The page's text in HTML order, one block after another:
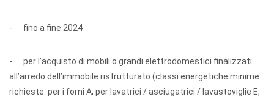
- fino a fine 2024
- per l’acquisto di mobili o grandi elettrodomestici finalizzati
all’arredo dell’immobile ristrutturato (classi energetiche minime
richieste: per i forni A, per lavatrici / asciugatrici / lavastoviglie E,